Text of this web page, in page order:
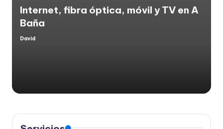
Internet, fibra óptica, móvil y TV en A
Baña
Publicado
David